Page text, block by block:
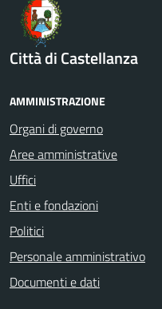
Città di Castellanza
AMMINISTRAZIONE
Organi di governo
Aree amministrative
Uffici
Enti e fondazioni
Politici
Personale amministrativo
Documenti e dati